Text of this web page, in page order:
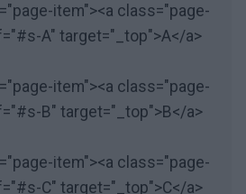
item"><a class="page-
A" target="_top">A</a>
item"><a class="page-
B" target="_top">B</a>
item"><a class="page-
C" target="_top">C</a>